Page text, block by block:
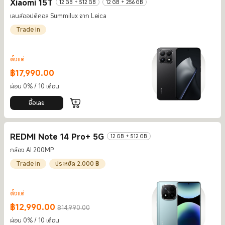
Xiaomi 15T 12 GB + 512 GB 12 GB + 256 GB
เลนส์ออปติคอล Summilux จาก Leica
Trade in
ตั้งแต่
฿17,990.00
Current Price ฿17990
ผ่อน 0% / 10 เดือน
ซื้อเลย
REDMI Note 14 Pro+ 5G 12 GB + 512 GB
กล้อง AI 200MP
Trade in
ประหยัด 2,000 ฿
ตั้งแต่
฿12,990.00
Current Price ฿12990
฿14,990.00
ราคาโปรโมชั่น ฿14,990.00
ผ่อน 0% / 10 เดือน